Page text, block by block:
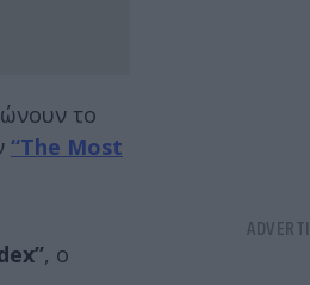
το
“The Most
”, ο